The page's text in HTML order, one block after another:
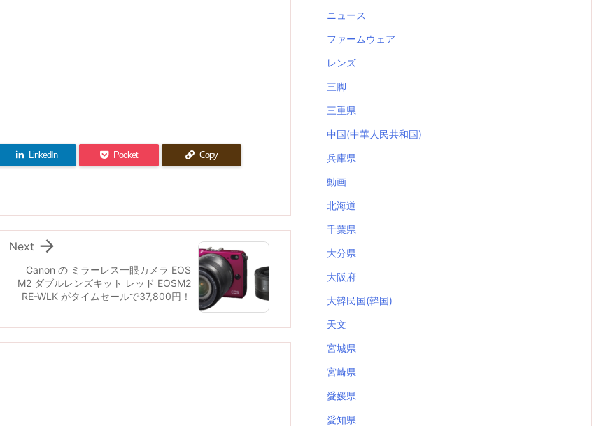
LinkedIn Pocket Copy
Canon の ミラーレス一眼カメラ EOS
M2 ダブルレンズキット レッド EOSM2
RE-WLK がタイムセールで37,800円！

Next
ニュース
ファームウェア
レンズ
三脚
三重県
中国(中華人民共和国)
兵庫県
動画
北海道
千葉県
大分県
大阪府
大韓民国(韓国)
天文
宮城県
宮崎県
愛媛県
愛知県